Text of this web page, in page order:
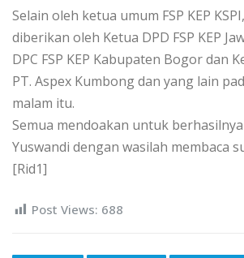
Selain oleh ketua umum FSP KEP
diberikan oleh Ketua DPD FSP KEP
DPC FSP KEP Kabupaten Bogor dan
PT. Aspex Kumbong dan yang lain
malam itu.
Semua mendoakan untuk
Yuswandi dengan wasilah membaca
[Rid1]
Post Views: 688